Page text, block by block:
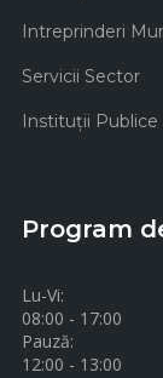
Intreprinderi
Servicii Sector
Instituţii Publice
Program
Lu-Vi:
08:00 - 17:00
Pauză:
12:00 - 13:00